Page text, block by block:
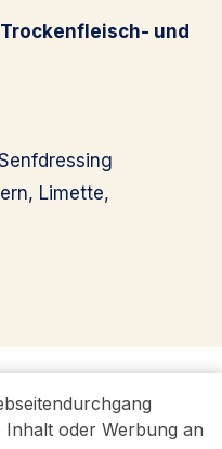
und
Limette,
Inhalt oder Werbung an